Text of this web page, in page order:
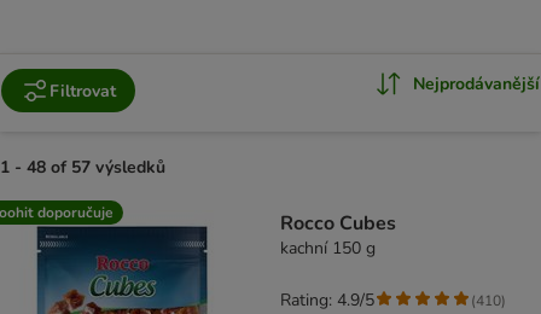
Filtrovat Nejprodávanější
1 - 48 of 57 výsledků
product items have been changed
doporučuje Rocco Cubes
kachní 150 g
Rating: 4.9/5 (410)